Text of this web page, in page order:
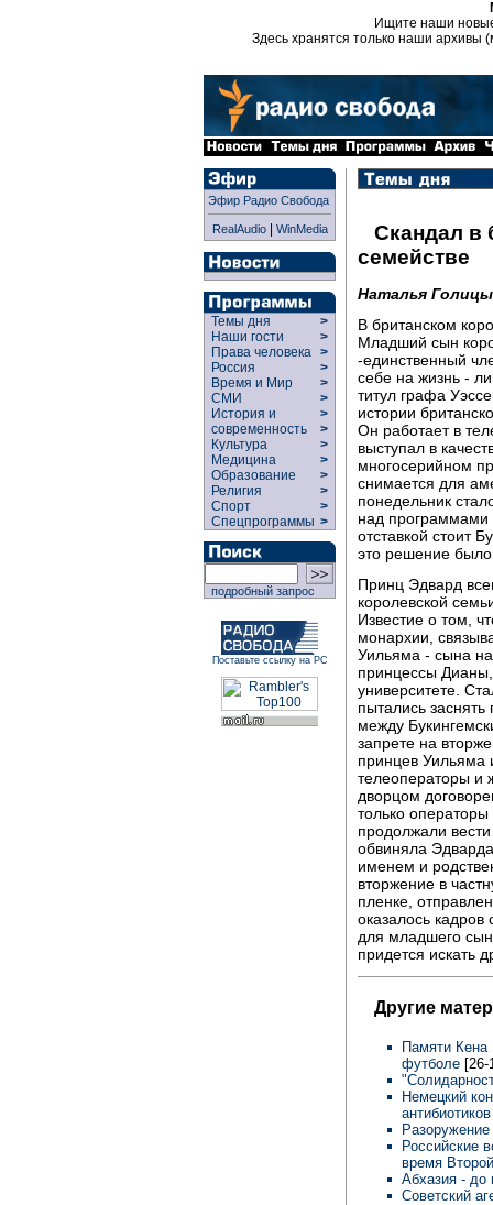
Ищите наши
Здесь хранятся только наши архивы
Эфир Радио Свобода
RealAudio| WinMedia
Темы дня
>
Наши гости
>
Права человека >
Россия
>
Время и Мир
>
СМИ
>
История и
современность
>
>
Культура
>
Медицина
>
Образование
>
Религия
>
Спорт
>
Спецпрограммы >
подробный запрос
Поставьте ссылку на РС
Скандал в
семействе
Наталья
В британском
Младший сын
-единственный
себе на жизнь -
титул графа
истории
Он работает в
выступал в
многосерийном
снимается для
понедельник
над программами
отставкой стоит
это решение
Принц Эдвард
королевской
Известие о том,
монархии,
Уильяма - сына
принцессы Дианы,
университете.
пытались
между
запрете на
принцев Уильяма
телеоператоры и
дворцом
только
продолжали
обвиняла
именем и
вторжение в
пленке,
оказалось
для младшего
придется искать
Другие
Памяти Кена
футболе [26-
Немецкий
Российские
время
Абхазия - до
Советский